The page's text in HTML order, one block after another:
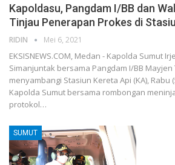
Kapoldasu, Pangdam I/BB dan
Tinjau Penerapan Prokes di
RIDIN Mei 6, 2021
EKSISNEWS.COM, Medan - Kapolda Sumut
Simanjuntak bersama Pangdam I/BB Mayjen
menyambangi Stasiun Kereta Api (KA), Rabu
Kapolda Sumut bersama rombongan
protokol…
SUMUT